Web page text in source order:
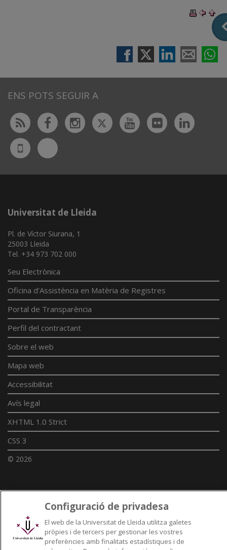
ENS POTS SEGUIR A
Rss FacebookInstagram
TwitterYoutubeFlickr
UdL
App
Bluesky
Universitat de Lleida
Pl. de Víctor Siurana, 1
25003 Lleida
Tel. +34 973 702 000
Seu Electrònica
Oficina d'Assistència en Matèria de Registres
Portal de Transparència
Perfil del contractant
Sobre el web
Mapa web
Accessibilitat
Avís legal
XHTML 1.0 Strict
CSS 3
© 2026
Enllaços UdL
Xarxes universitàries
Configuració de privadesa
El web de la Universitat de Lleida utilitza galetes
pròpies i de tercers per gestionar les vostres
preferències amb finalitats estadístiques i de